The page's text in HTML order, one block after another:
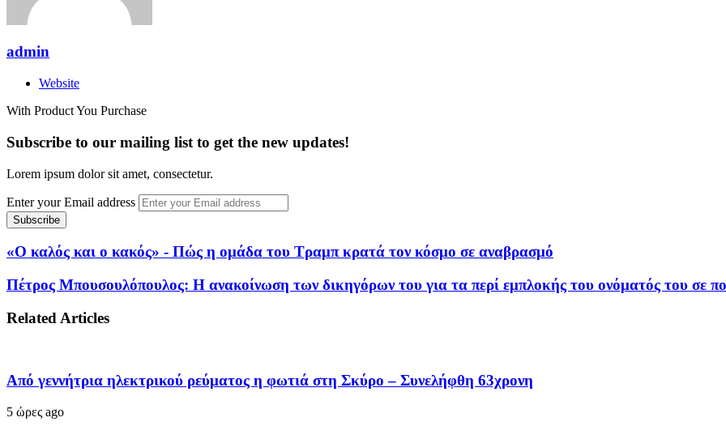
admin
Website
With Product You Purchase
Subscribe to our mailing list to get the new updates!
Lorem ipsum dolor sit amet, consectetur.
Enter your Email address
«Ο καλός και ο κακός» - Πώς η ομάδα του Τραμπ κρατά τον κόσμο σε αναβρασμό
Πέτρος Μπουσουλόπουλος: Η ανακοίνωση των δικηγόρων του για τα περί εμπλοκής του ονόματός του σε
Related Articles
Από γεννήτρια ηλεκτρικού ρεύματος η φωτιά στη Σκύρο – Συνελήφθη 63χρονη
5 ώρες ago